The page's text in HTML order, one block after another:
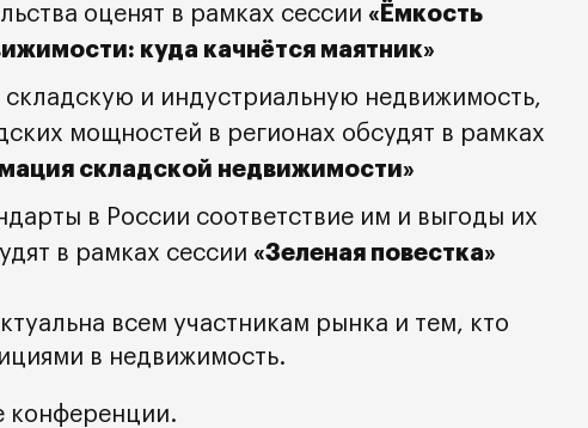
оценят в рамках сессии «Ёмкость
куда качнётся маятник»
складскую и индустриальную недвижимость,
мощностей в регионах обсудят в рамках
складской недвижимости»
в России соответствие им и выгоды их
в рамках сессии «Зеленая повестка»
всем участникам рынка и тем, кто
в недвижимость.
конференции.